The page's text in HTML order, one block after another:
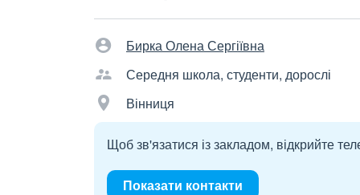
Бирка Олена Сергіївна
Середня школа, студенти, дорослі
Вінниця
Щоб зв'язатися із закладом, відкрийте
Показати контакти